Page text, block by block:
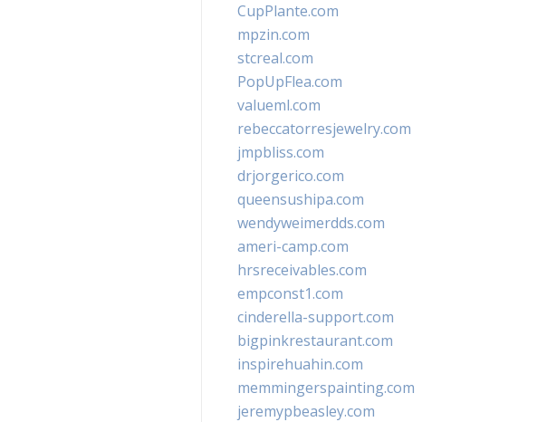
CupPlante.com
mpzin.com
stcreal.com
PopUpFlea.com
valueml.com
rebeccatorresjewelry.com
jmpbliss.com
drjorgerico.com
queensushipa.com
wendyweimerdds.com
ameri-camp.com
hrsreceivables.com
empconst1.com
cinderella-support.com
bigpinkrestaurant.com
inspirehuahin.com
memmingerspainting.com
jeremypbeasley.com